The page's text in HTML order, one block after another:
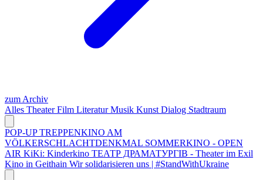
zum Archiv
Alles TheaterFilm LiteraturMusik Kunst Dialog Stadtraum
POP-UP TREPPENKINO AM
VÖLKERSCHLACHTDENKMAL SOMMERKINO - OPEN
AIR KiKi: Kinderkino ТЕАТР ДРАМАТУРГІВ - Theater im Exil
Kino in Geithain Wir solidarisieren uns | #StandWithUkraine